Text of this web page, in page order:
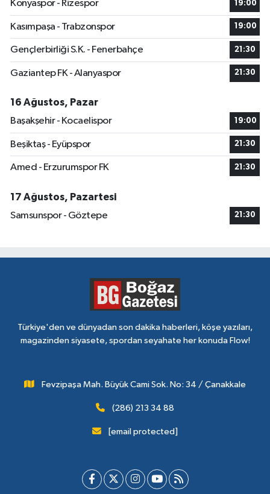
Konyaspor - Rizespor
19:00
Kasımpaşa - Trabzonspor 19:00
Gençlerbirliği S.K. - Fenerbahçe 21:30
Gaziantep FK - Alanyaspor 21:30
16 Ağustos, Pazar
Başakşehir - Kocaelispor
19:00
Beşiktaş - Eyüpspor 21:30
Amed - Erzurumspor FK 21:30
17 Ağustos, Pazartesi
Samsunspor - Göztepe
21:30
Türkiye'den ve dünyadan son dakika haberleri, köşe yazıları,
magazinden siyasete, spordan seyahate her konuda Flow!
Fevzipaşa Mah. Büyük Cami Sok. No: 34 / Çanakkale
(286) 213 34 88
[email protected]